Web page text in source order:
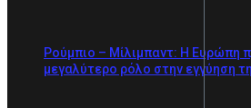
Ρούμπιο – Μίλιμπαντ: Η Ευρώπη
μεγαλύτερο ρόλο στην εγγύηση